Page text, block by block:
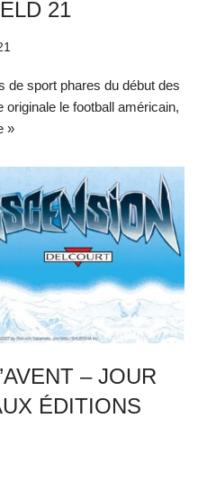
21
de sport phares du début des
originale le football américain,
»
– JOUR
ÉDITIONS